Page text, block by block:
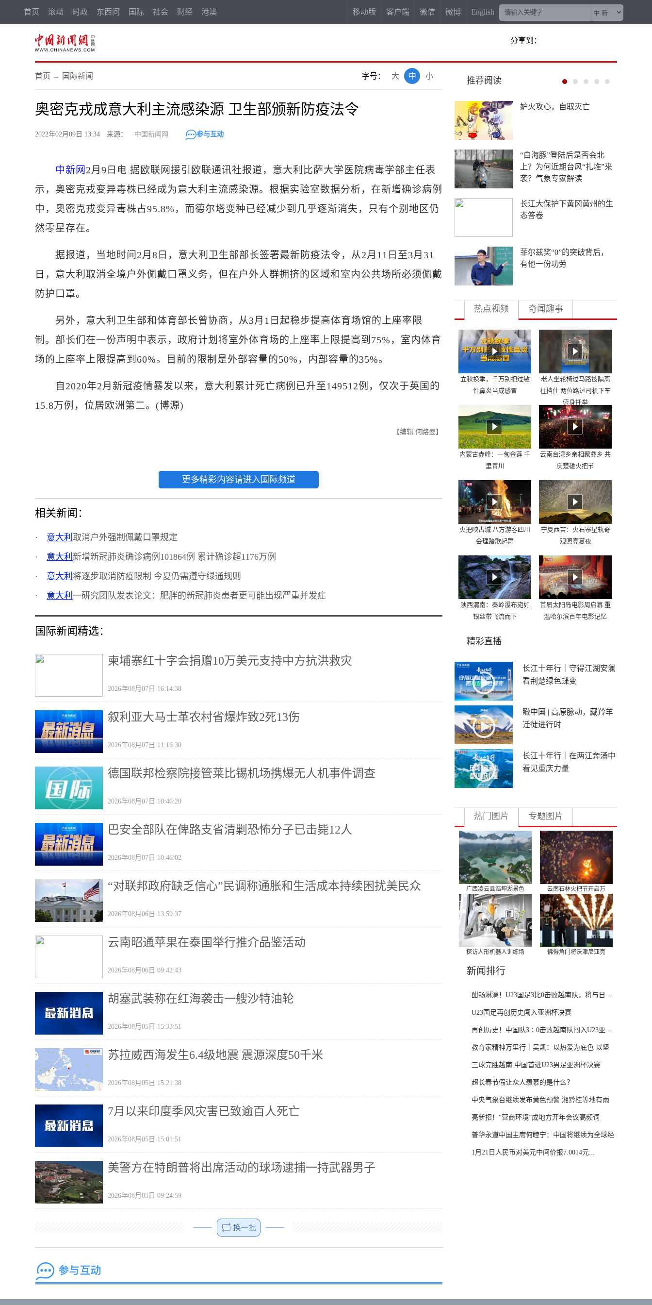
首页 滚动 时政 东西问 国际 社会 财经 港澳 移动版 客户端 微信 微博 English
分享到：
首页 → 国际新闻 字号： 小
中
大
奥密克戎成意大利主流感染源 卫生部颁新防疫法令
2022年02月09日 13:34 来源： 中国新闻网 参与互动
中新网 2月9日电 据欧联网援引欧联通讯社报道，意大利比萨大学医院病毒学部主任表
示，奥密克戎变异毒株已经成为意大利主流感染源。根据实验室数据分析，在新增确诊病例
中，奥密克戎变异毒株占95.8%，而德尔塔变种已经减少到几乎逐渐消失，只有个别地区仍
然零星存在。
据报道，当地时间2月8日，意大利卫生部部长签署最新防疫法令，从2月11日至3月31
日，意大利取消全境户外佩戴口罩义务，但在户外人群拥挤的区域和室内公共场所必须佩戴
防护口罩。
另外，意大利卫生部和体育部长曾协商，从3月1日起稳步提高体育场馆的上座率限
制。部长们在一份声明中表示，政府计划将室外体育场的上座率上限提高到75%，室内体育
场的上座率上限提高到60%。目前的限制是外部容量的50%，内部容量的35%。
自2020年2月新冠疫情暴发以来，意大利累计死亡病例已升至149512例，仅次于英国的
15.8万例，位居欧洲第二。(博源)
【编辑:何路曼】
更多精彩内容请进入国际频道
相关新闻：
· 意大利 取消户外强制佩戴口罩规定
· 意大利 新增新冠肺炎确诊病例101864例 累计确诊超1176万例
· 意大利 将逐步取消防疫限制 今夏仍需遵守绿通规则
· 意大利 一研究团队发表论文：肥胖的新冠肺炎患者更可能出现严重并发症
国际新闻精选：
柬埔寨红十字会捐赠10万美元支持中方抗洪救灾
2026年08月07日 16:14:38
叙利亚大马士革农村省爆炸致2死13伤
2026年08月07日 11:16:30
德国联邦检察院接管莱比锡机场携爆无人机事件调查
2026年08月07日 10:46:20
巴安全部队在俾路支省清剿恐怖分子已击毙12人
2026年08月07日 10:46:02
“对联邦政府缺乏信心”民调称通胀和生活成本持续困扰美民众
2026年08月06日 13:59:37
云南昭通苹果在泰国举行推介品鉴活动
2026年08月06日 09:42:43
胡塞武装称在红海袭击一艘沙特油轮
2026年08月05日 15:33:51
苏拉威西海发生6.4级地震 震源深度50千米
2026年08月05日 15:21:38
7月以来印度季风灾害已致逾百人死亡
2026年08月05日 15:01:51
美警方在特朗普将出席活动的球场逮捕一持武器男子
2026年08月05日 09:24:59
推荐阅读
“梅姨案”被拐儿童父亲申军
China Travel又换“三件套”：
外国游客从观众变玩家
4年要让无人机增产80倍，
日本为何急不可耐？
多地向县放权 激活发展一
池春水
热点视频 奇闻趣事
立秋换季，千万别把过敏
性鼻炎当成感冒
老人坐轮椅过马路被隔离
柱挡住 两位路过司机下车
俯身托举
内蒙古赤峰：一甸金莲 千
里青川
云南台湾乡亲相聚彝乡 共
庆楚雄火把节
火把映古城 八方游客四川
会理踏歌起舞
宁夏西吉：火石寨星轨奇
观照亮夏夜
陕西渭南：秦岭瀑布宛如
银丝带飞流而下
首届太阳岛电影周启幕 重
温哈尔滨百年电影记忆
精彩直播
长江十年行｜守得江湖安澜
看荆楚绿色蝶变
瞰中国 | 高原脉动，藏羚羊
迁徙进行时
长江十年行｜在两江奔涌中
看见重庆力量
热门图片 专题图片
广西凌云县浩坤湖景色 云南石林火把节开启万
探访人形机器人训练场 佛得角门将沃津尼亚亮
新闻排行
酣畅淋漓！U23国足3比0击败越南队，将与日...
U23国足再创历史闯入亚洲杯决赛
再创历史！中国队3∶0击败越南队闯入U23亚...
教育家精神万里行｜吴凯：以热爱为底色 以坚
守...
三球完胜越南 中国首进U23男足亚洲杯决赛
超长春节假让众人羡慕的是什么？
中央气象台继续发布黄色预警 湘黔桂等地有雨
雪...
亮新招！“营商环境”成地方开年会议高频词
普华永道中国主席何睦宁：中国将继续为全球经
济...
1月21日人民币对美元中间价报7.0014元...